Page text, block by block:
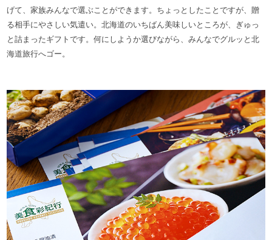
げて、家族みんなで選ぶことができます。ちょっとしたことですが、贈
る相手にやさしい気遣い。北海道のいちばん美味しいところが、ぎゅっ
と詰まったギフトです。何にしようか選びながら、みんなでグルッと北
海道旅行へゴー。